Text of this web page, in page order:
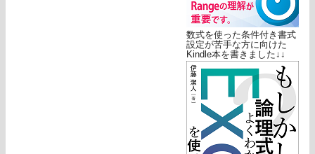
数式を使った条件付き書式
設定が苦手な方に向けた
Kindle本を書きました↓↓